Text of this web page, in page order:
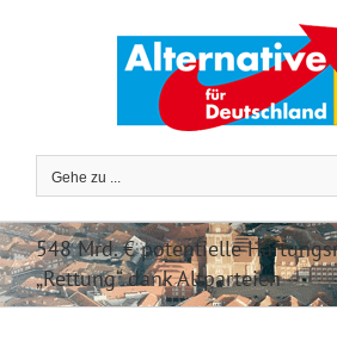
Gehe zu ...
548 Mrd. € potentielle
„Rettung“ dank Altparteien